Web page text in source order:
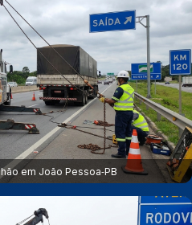
em João Pessoa‑PB